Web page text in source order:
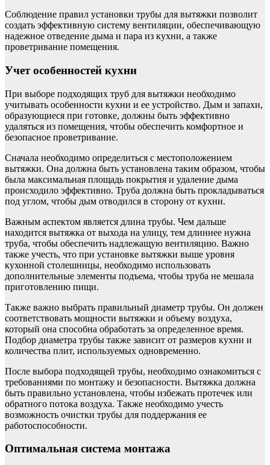
Соблюдение правил установки трубы для вытяжки позволит
создать эффективную систему вентиляции, обеспечивающую
надежное отведение дыма и пара из кухни, а также
проветривание помещения.
Учет особенностей кухни
При выборе подходящих труб для вытяжки необходимо
учитывать особенности кухни и ее устройство. Дым и запахи,
образующиеся при готовке, должны быть эффективно
удаляться из помещения, чтобы обеспечить комфортное и
безопасное проветривание.
Сначала необходимо определиться с местоположением
вытяжки. Она должна быть установлена таким образом, чтобы
была максимальная площадь покрытия и удаление дыма
происходило эффективно. Труба должна быть прокладываться
под углом, чтобы дым отводился в сторону от кухни.
Важным аспектом является длина трубы. Чем дальше
находится вытяжка от выхода на улицу, тем длиннее нужна
труба, чтобы обеспечить надлежащую вентиляцию. Важно
также учесть, что при установке вытяжки выше уровня
кухонной столешницы, необходимо использовать
дополнительные элементы подъема, чтобы труба не мешала
приготовлению пищи.
Также важно выбрать правильный диаметр трубы. Он должен
соответствовать мощности вытяжки и объему воздуха,
который она способна обработать за определенное время.
Подбор диаметра трубы также зависит от размеров кухни и
количества плит, используемых одновременно.
После выбора подходящей трубы, необходимо ознакомиться с
требованиями по монтажу и безопасности. Вытяжка должна
быть правильно установлена, чтобы избежать протечек или
обратного потока воздуха. Также необходимо учесть
возможность очистки трубы для поддержания ее
работоспособности.
Оптимальная система монтажа